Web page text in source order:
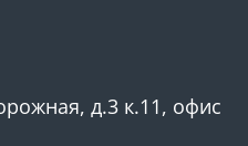
д.3 к.11, офис